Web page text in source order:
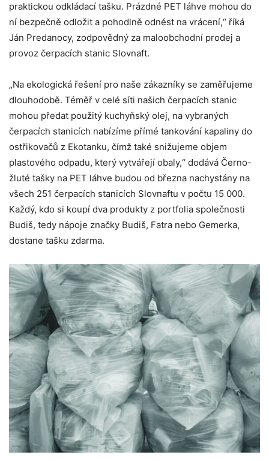
praktickou odkládací tašku. Prázdné PET láhve mohou do
ní bezpečně odložit a pohodlně odnést na vrácení,“ říká
Ján Predanocy, zodpovědný za maloobchodní prodej a
provoz čerpacích stanic Slovnaft.
„Na ekologická řešení pro naše zákazníky se zaměřujeme
dlouhodobě. Téměř v celé síti našich čerpacích stanic
mohou předat použitý kuchyňský olej, na vybraných
čerpacích stanicích nabízíme přímé tankování kapaliny do
ostřikovačů z Ekotanku, čímž také snižujeme objem
plastového odpadu, který vytvářejí obaly,“ dodává Černo-
žluté tašky na PET láhve budou od března nachystány na
všech 251 čerpacích stanicích Slovnaftu v počtu 15 000.
Každý, kdo si koupí dva produkty z portfolia společnosti
Budiš, tedy nápoje značky Budiš, Fatra nebo Gemerka,
dostane tašku zdarma.